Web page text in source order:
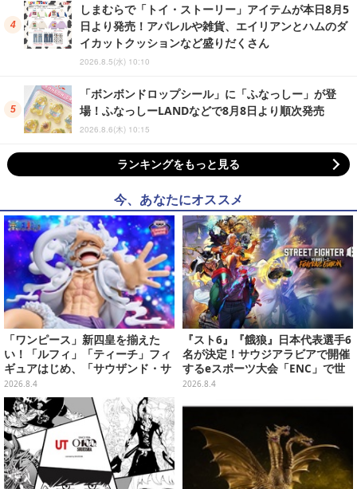
しまむらで「トイ・ストーリー」アイテムが本日8月5
日より発売！アパレルや雑貨、エイリアンとハムのダ
イカットクッションなど盛りだくさん
2026.8.5(水) 10:10
「ボンボンドロップシール」に「ふなっしー」が登
場！ふなっしーLANDなどで8月8日より順次発売
2026.8.6(木) 10:15
ランキングをもっと見る
今、あなたにオススメ
「ワンピース」新四皇を揃えた
い！「ルフィ」「ティーチ」フィ
ギュアはじめ、「サウザンド・サ
ニー号リモコンカー」など4商品
が順次展開
2026.8.4
『スト6』『餓狼』日本代表選手6
名が決定！サウジアラビアで開催
するeスポーツ大会「ENC」で世
界に挑む
2026.8.4